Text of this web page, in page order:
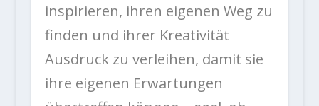
inspirieren, ihren eigenen Weg zu
finden und ihrer Kreativität
Ausdruck zu verleihen, damit sie
ihre eigenen Erwartungen